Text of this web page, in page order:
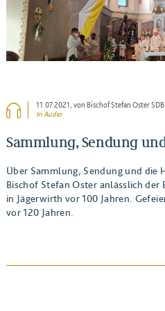
11.07.2021, von Bischof Stefan Oster SDB
In Audio
Sammlung, Sendung
Über Sammlung, Sendung und die
Bischof Stefan Oster anlässlich der
in Jägerwirth vor 100 Jahren.
vor 120 Jahren.